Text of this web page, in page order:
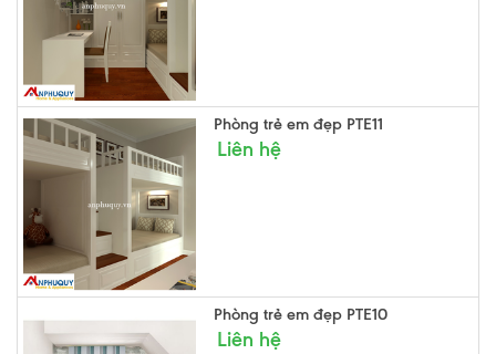
Phòng trẻ em đẹp PTE11
Liên hệ
Phòng trẻ em đẹp PTE10
Liên hệ